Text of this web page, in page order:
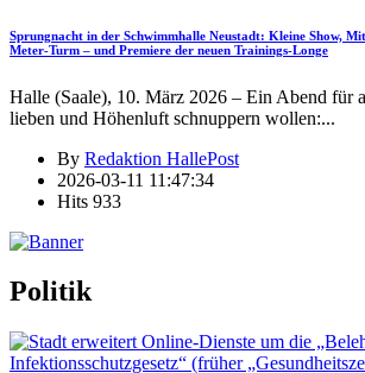
Sprungnacht in der Schwimmhalle Neustadt: Kleine Show,
Meter-Turm – und Premiere der neuen Trainings-Longe
Halle (Saale), 10. März 2026 – Ein Abend für
lieben und Höhenluft schnuppern wollen:...
By Redaktion HallePost
2026-03-11 11:47:34
Hits 933
Politik